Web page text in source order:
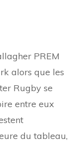
PREM
alors que les
Rugby se
entre eux
du tableau,